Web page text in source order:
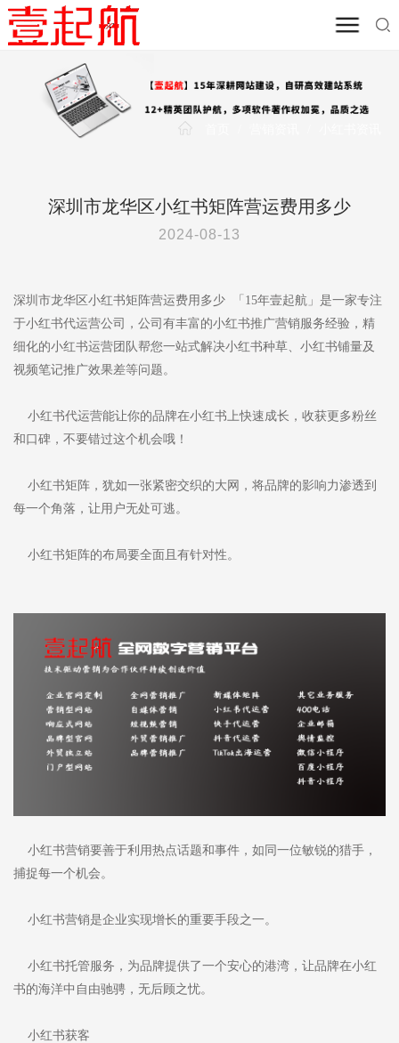
深圳市龙华区小红书矩阵营运费用多少
2024-08-13
深圳市龙华区小红书矩阵营运费用多少 「15年壹起航」是一家专注
于小红书代运营公司，公司有丰富的小红书推广营销服务经验，精
细化的小红书运营团队帮您一站式解决小红书种草、小红书铺量及
视频笔记推广效果差等问题。
小红书代运营能让你的品牌在小红书上快速成长，收获更多粉丝
和口碑，不要错过这个机会哦！
小红书矩阵，犹如一张紧密交织的大网，将品牌的影响力渗透到
每一个角落，让用户无处可逃。
小红书矩阵的布局要全面且有针对性。
小红书营销要善于利用热点话题和事件，如同一位敏锐的猎手，
捕捉每一个机会。
小红书营销是企业实现增长的重要手段之一。
小红书托管服务，为品牌提供了一个安心的港湾，让品牌在小红
书的海洋中自由驰骋，无后顾之忧。
小红书获客